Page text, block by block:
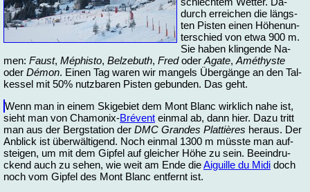
durch er­rei­chen die längs­
ten Pis­ten einen Hö­hen­un­
ter­schied von et­wa 900 m.
Sie ha­ben klin­gen­de Na­
men: Faust, Mé­phi­sto, Bel­ze­buth, Fredoder Aga­te, Amé­thys­te
oder Dé­mon. Ei­nen Tag wa­ren wir man­gels Über­gän­ge an den Tal­
kes­sel mit 50% nutz­ba­ren Pis­ten ge­bun­den. Das geht.
Wenn man in ei­nem Ski­ge­biet dem Mont Blanc wirk­lich na­he ist,
sieht man von Cha­mo­nix-Bré­vent ein­mal ab, dann hier. Da­zu tritt
man aus der Berg­sta­ti­on der DMC Gran­des Plat­tières her­aus. Der
An­blick ist über­wäl­ti­gend. Noch ein­mal 1300 m müss­te man auf­
stei­gen, um mit dem Gip­fel auf glei­cher Hö­he zu sein. Be­ein­dru­
ckend auch zu se­hen, wie weit am En­de dieAi­guil­le du Mi­di doch
noch vom Gip­fel des Mont Blanc ent­fernt ist.